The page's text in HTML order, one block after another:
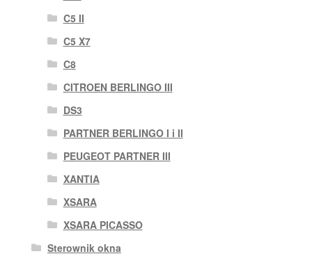
C5 II
C5 X7
C8
CITROEN BERLINGO III
DS3
PARTNER BERLINGO I i II
PEUGEOT PARTNER III
XANTIA
XSARA
XSARA PICASSO
Sterownik okna